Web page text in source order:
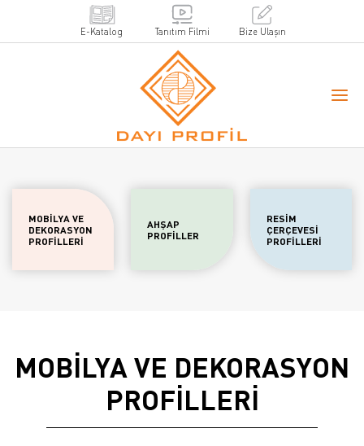
E-Katalog Tanıtım Filmi Bize Ulaşın
MOBİLYA VE
DEKORASYON
PROFİLLERİ
AHŞAP
PROFİLLER
RESİM
ÇERÇEVESİ
PROFİLLERİ
MOBİLYA VE DEKORASYON
PROFİLLERİ